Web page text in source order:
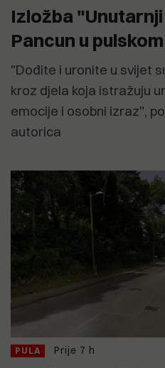
Izložba
Pancun u
"Dođite i uronite u svijet
kroz djela koja istražuju
emocije i osobni izraz",
autorica
PULA Prije 7 h